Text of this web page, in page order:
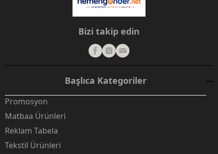
Bizi takip edin
Başlıca Kategoriler
Promosyon
Matbaa Ürünleri
Reklam Tabela
Tekstil Ürünleri